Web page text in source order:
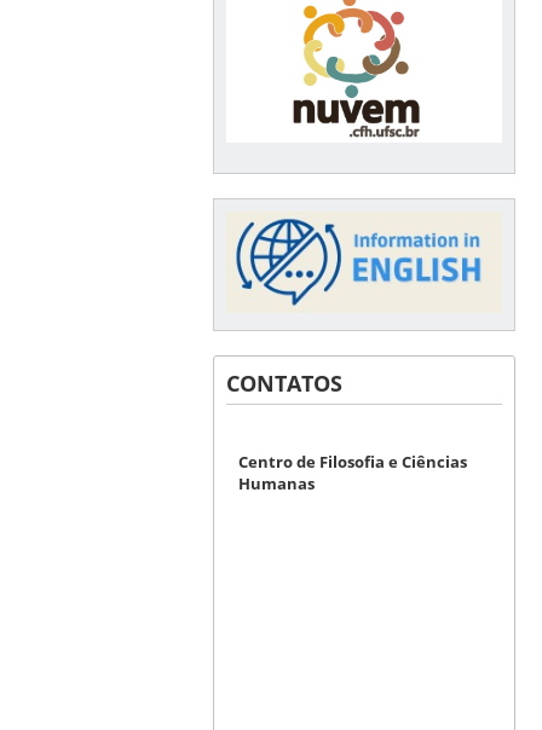
CONTATOS
Centro de Filosofia e Ciências
Humanas